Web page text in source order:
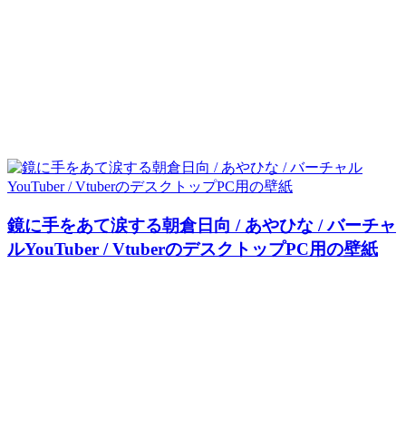
鏡に手をあて涙する朝倉日向 / あやひな / バーチャ
ルYouTuber / VtuberのデスクトップPC用の壁紙